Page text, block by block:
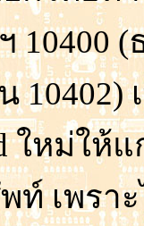
10400
10402)
ใหม่ให้แ
ท์ เพราะ